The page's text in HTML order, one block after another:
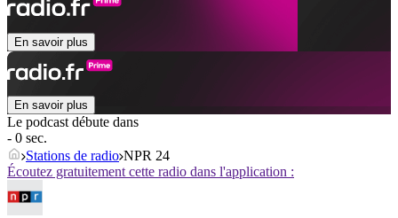
En savoir plus
En savoir plus
Le podcast débute dans
- 0 sec.
Stations de radio NPR 24
Écoutez gratuitement cette radio dans l'application :